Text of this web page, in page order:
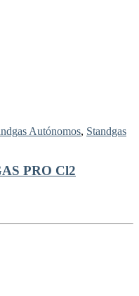
Autónomos, Standgas
PRO Cl2